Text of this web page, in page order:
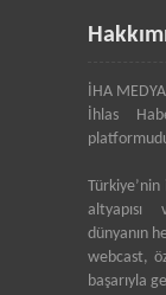
İHA
İhlas
altyapısı
dünyanın
webcast,
başarıyla